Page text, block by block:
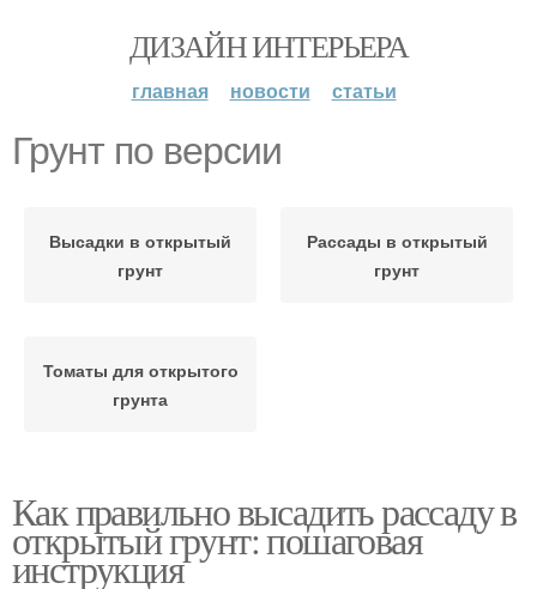
ДИЗАЙН ИНТЕРЬЕРА
главная новости статьи
Грунт по версии
Высадки в открытый
грунт
Рассады в открытый
грунт
Томаты для открытого
грунта
Как правильно высадить рассаду в
открытый грунт: пошаговая
инструкция